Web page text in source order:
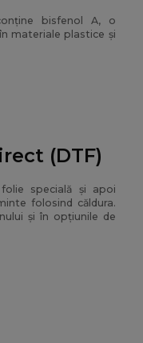
bisfenol A, o
materiale plastice și
(DTF)
specială și apoi
folosind căldura.
și în opțiunile de